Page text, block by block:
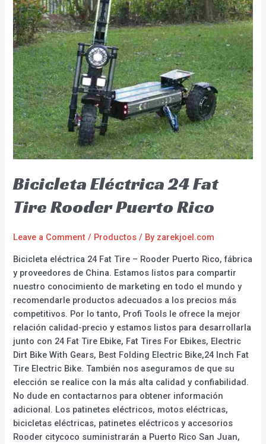
Bicicleta Eléctrica 24 Fat
Tire Rooder Puerto Rico
Leave a Comment / Productos / By zarekjoel.com
Bicicleta eléctrica 24 Fat Tire – Rooder Puerto Rico, fábrica
y proveedores de China. Estamos listos para compartir
nuestro conocimiento de marketing en todo el mundo y
recomendarle productos adecuados a los precios más
competitivos. Por lo tanto, Profi Tools le ofrece la mejor
relación calidad-precio y estamos listos para desarrollarla
junto con 24 Fat Tire Ebike, Fat Tires For Ebikes, Electric
Dirt Bike With Gears, Best Folding Electric Bike,24 Inch Fat
Tire Electric Bike. También nos aseguramos de que su
elección se realice con la más alta calidad y confiabilidad.
No dude en contactarnos para obtener información
adicional. Los patinetes eléctricos, motos eléctricas,
bicicletas eléctricas, patinetes eléctricos y accesorios
Rooder citycoco suministrarán a Puerto Rico San Juan,